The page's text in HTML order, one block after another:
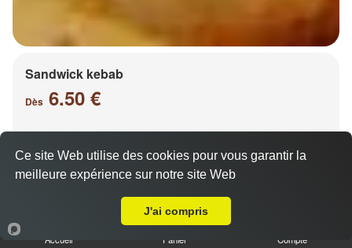
Sandwick kebab
Dès 6.50 €
Salade, tomates, oignons, chou, carottes
Accueil Panier Compte
Ce site Web utilise des cookies pour vous garantir la
meilleure expérience sur notre site Web
J'ai compris